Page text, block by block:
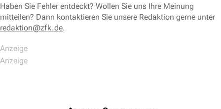
Haben Sie Fehler entdeckt? Wollen Sie uns Ihre Meinung
mitteilen? Dann kontaktieren Sie unsere Redaktion gerne unter
redaktion@zfk.de.